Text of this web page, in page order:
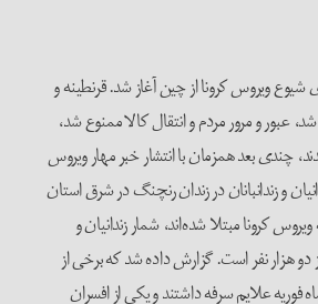
۲۰۱۹ میلادی شیوع ویروس کرونا از چین آغاز شد. قرنطینه و
عبور و مرور مردم و انتقال کالا ممنوع شد،
چندی بعد همزمان با انتشار خبر مهار ویروس
و زندانبانان در زندان رنچنگ در شرق استان
کرونا مبتلا شده‌اند، شمار زندانیان و
دو هزار نفر است. گزارش داده شد که برخی از
فوریه علایم سرفه داشتند و یکی از افسران